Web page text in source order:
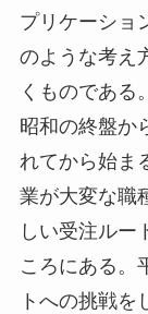
プリケーショ
のような考え
くものである。
昭和の終盤か
れてから始ま
業が大変な職
しい受注ルー
ころにある。
トへの挑戦